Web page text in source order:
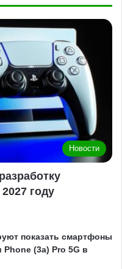
Новости
году
показать смартфоны
Phone (3a) Pro 5G в